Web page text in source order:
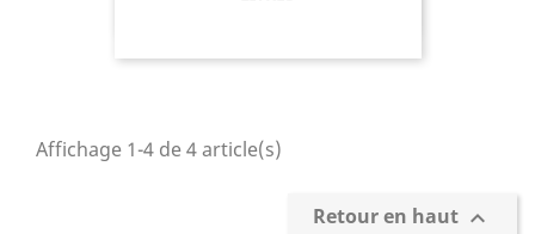
Affichage 1-4 de 4 article(s)
Retour en haut 